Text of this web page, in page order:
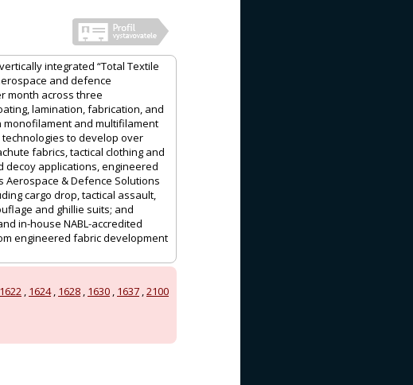
integrated “Total Textile
and defence
month across three
lamination, fabrication, and
monofilament and multifilament
to develop over
fabrics, tactical clothing and
decoy applications, engineered
& Defence Solutions
cargo drop, tactical assault,
and ghillie suits; and
in-house NABL-accredited
engineered fabric development
1622 , 1624, 1628 , 1630 , 1637 ,2100